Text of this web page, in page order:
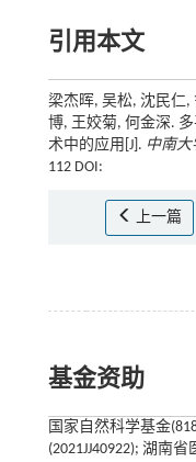
引用本文
梁杰晖, 吴松, 沈民仁,
博, 王姣菊, 何金深.
术中的应用[J]. 中南大
112 DOI:
上一篇
基金资助
国家自然科学基金
(2021JJ40922); 湖南